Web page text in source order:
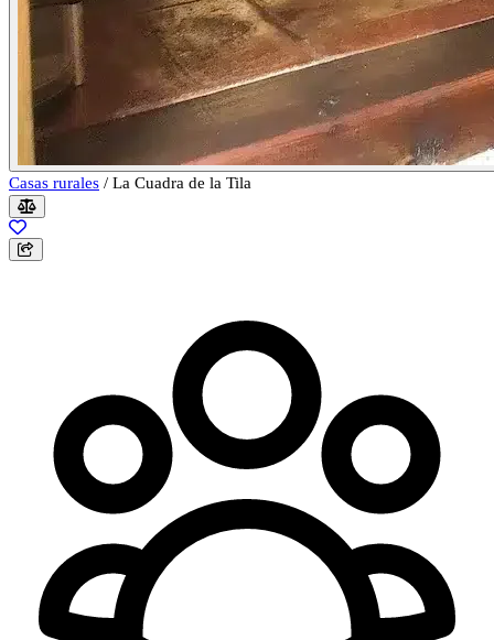
Casas rurales / La Cuadra de la Tila